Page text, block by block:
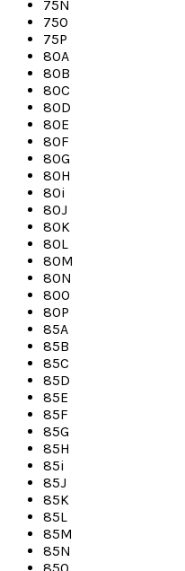
75N
75O
75P
80A
80B
80C
80D
80E
80F
80G
80H
80i
80J
80K
80L
80M
80N
80O
80P
85A
85B
85C
85D
85E
85F
85G
85H
85i
85J
85K
85L
85M
85N